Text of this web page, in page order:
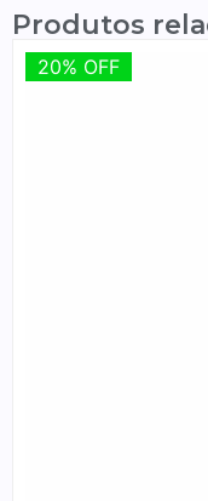
Produtos
20% OFF
20% OFF